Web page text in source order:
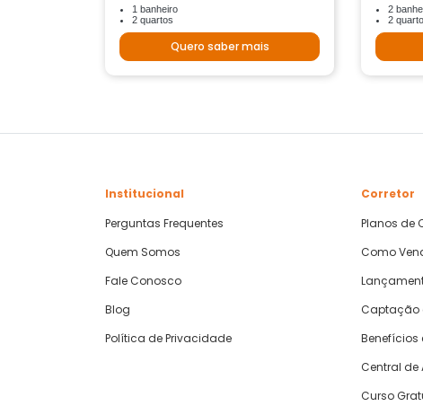
1 banheiro
2 quartos
Quero saber mais
2
2
Institucional
Perguntas Frequentes
Quem Somos
Fale Conosco
Blog
Política de Privacidade
Corretor
Planos de
Como
Captação
Benefícios
Central de
Curso